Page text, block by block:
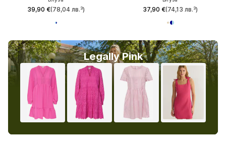
39,90 €(78,04 лв.³)
Legally Pink
37,90 €(74,13 лв.³)